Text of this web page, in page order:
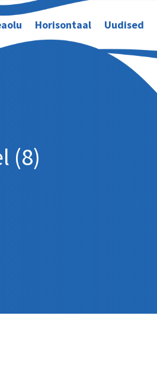
Horisontaal Uudised
(8)